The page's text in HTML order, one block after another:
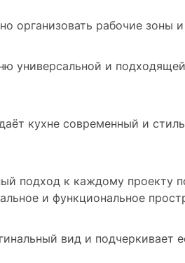
организовать рабочие зоны
универсальной и
кухне современный и
подход к каждому проекту
и функциональное
вид и подчеркивает